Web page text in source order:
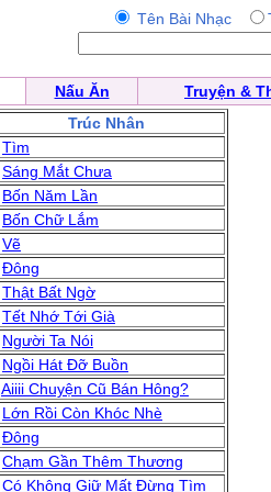
Tên Bài Nhạc
Nấu Ăn Truyện &
Trúc Nhân
Tìm
Sáng Mắt Chưa
Bốn Năm Lần
Bốn Chữ Lắm
Vẽ
Đông
Thật Bất Ngờ
Tết Nhớ Tới Già
Người Ta Nói
Ngồi Hát Đỡ Buồn
Aiiii Chuyện Cũ Bán Hông?
Lớn Rồi Còn Khóc Nhè
Đông
Chạm Gần Thêm Thương
Có Không Giữ Mất Đừng Tìm